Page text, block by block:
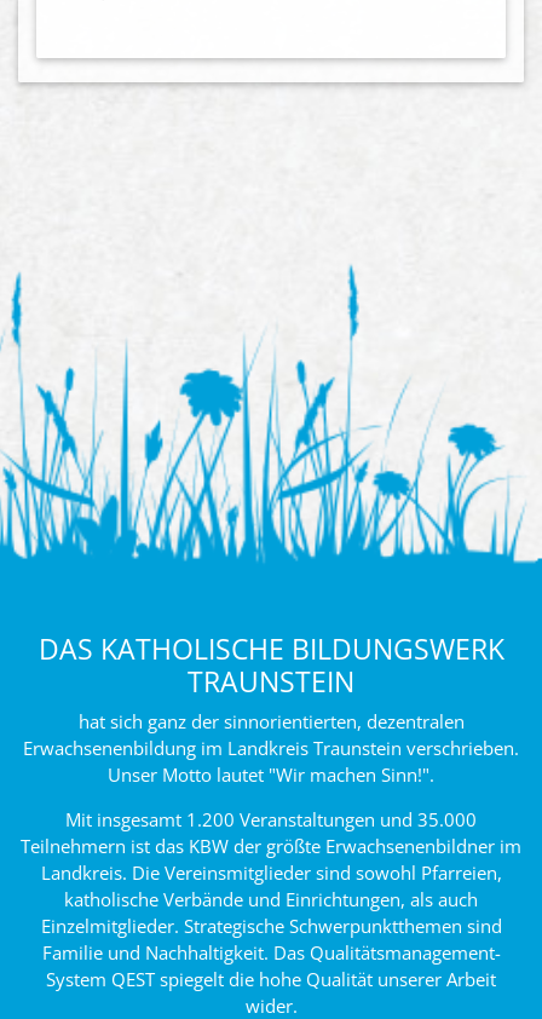
DAS KATHOLISCHE BILDUNGSWERK
TRAUNSTEIN
hat sich ganz der sinnorientierten, dezentralen
Erwachsenenbildung im Landkreis Traunstein verschrieben.
Unser Motto lautet "Wir machen Sinn!".
Mit insgesamt 1.200 Veranstaltungen und 35.000
Teilnehmern ist das KBW der größte Erwachsenenbildner im
Landkreis. Die Vereinsmitglieder sind sowohl Pfarreien,
katholische Verbände und Einrichtungen, als auch
Einzelmitglieder. Strategische Schwerpunktthemen sind
Familie und Nachhaltigkeit. Das Qualitätsmanagement-
System QEST spiegelt die hohe Qualität unserer Arbeit
wider.